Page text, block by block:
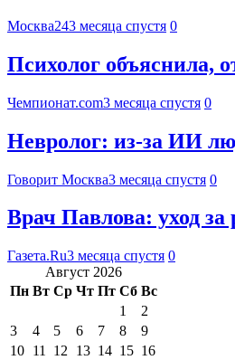
Москва243 месяца спустя 0
Психолог объяснила,
Чемпионат.com3 месяца спустя 0
Невролог: из-за ИИ
Говорит Москва3 месяца спустя 0
Врач Павлова: уход за
Газета.Ru3 месяца спустя 0
Август 2026
Пн Вт Ср Чт Пт Сб Вс
1
2
3
4 5 6 7 8
9
10 11 12 13 14 15 16